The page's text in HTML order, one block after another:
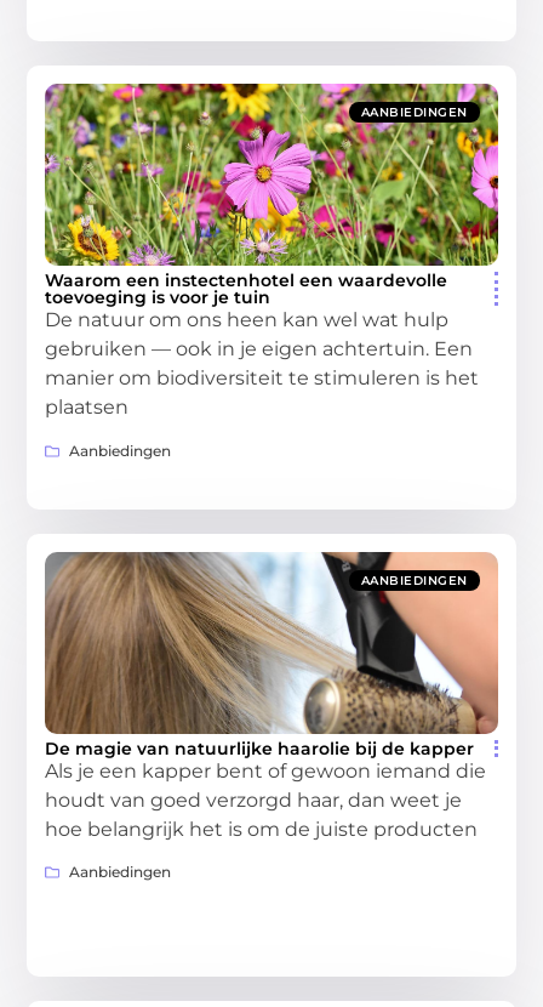
AANBIEDINGEN
Waarom een instectenhotel een waardevolle
toevoeging is voor je tuin
De natuur om ons heen kan wel wat hulp
gebruiken — ook in je eigen achtertuin. Een
manier om biodiversiteit te stimuleren is het
plaatsen
Aanbiedingen
AANBIEDINGEN
De magie van natuurlijke haarolie bij de kapper
Als je een kapper bent of gewoon iemand die
houdt van goed verzorgd haar, dan weet je
hoe belangrijk het is om de juiste producten
Aanbiedingen